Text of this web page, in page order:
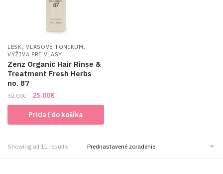
LESK,VLASOVÉ TONIKUM ,
VÝŽIVA PRE VLASY
Zenz Organic Hair Rinse &
Treatment Fresh Herbs
no. 87
32.00€
Original
price
was:
32.00€.
25.00€
price
is:
25.00€.
Pridať do košíka
Showing all 11 results